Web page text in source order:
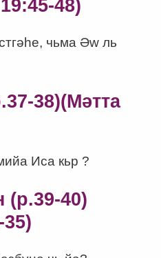
48)
чьма Әw ль
38)(Мәтта
Иса кьр ?
(p.39-40)